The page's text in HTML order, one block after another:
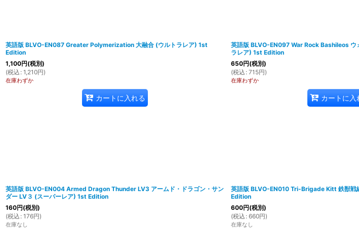
英語版 BLVO-EN087 Greater Polymerization 大融合 (ウルトラレア) 1st
Edition
1,100円(税別)
(税込 : 1,210円)
在庫わずか
カートに入れる
英語版 BLVO-EN097 War Rock Bashileos ウ
ラレア) 1st Edition
650円(税別)
(税込 : 715円)
在庫わずか
カートに入
英語版 BLVO-EN004 Armed Dragon Thunder LV3 アームド・ドラゴン・サン
ダー LV３ (スーパーレア) 1st Edition
160円(税別)
(税込 : 176円)
在庫なし
英語版 BLVO-EN010 Tri-Brigade Kitt 鉄獣戦
Edition
600円(税別)
(税込 : 660円)
在庫なし